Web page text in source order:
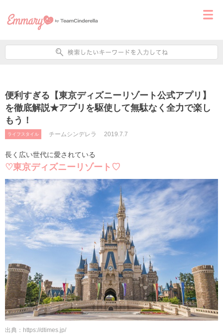
便利すぎる【東京ディズニーリゾート公式アプリ】
を徹底解説★アプリを駆使して無駄なく全力で楽し
もう！
ライフスタイル チームシンデレラ 2019.7.7
長く広い世代に愛されている
♡東京ディズニーリゾート♡
出典：https://dtimes.jp/